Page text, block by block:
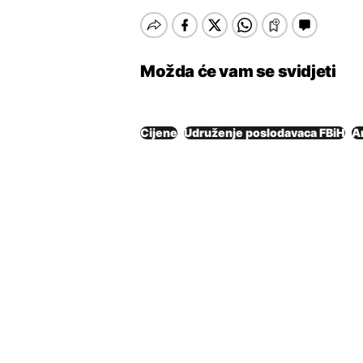
Možda će vam se svidjeti
Cijene Udruženje poslodavaca FBiH